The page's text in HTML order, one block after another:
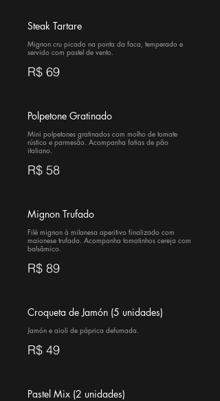
Steak Tartare
Mignon cru picado na ponta da faca, temperado e
servido com pastel de vento.
R$ 69
Polpetone Gratinado
Mini polpetones gratinados com molho de tomate
rústico e parmesão. Acompanha fatias de pão
italiano.
R$ 58
Mignon Trufado
Filé mignon à milanesa aperitivo finalizado com
maionese trufada. Acompanha tomatinhos cereja com
balsâmico.
R$ 89
Croqueta de Jamón (5 unidades)
Jamón e aioli de páprica defumada.
R$ 49
Pastel Mix (2 unidades)